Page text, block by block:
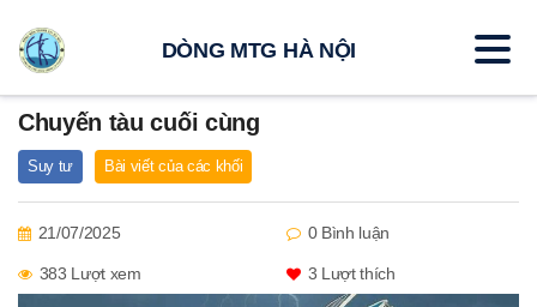
Chuyến tàu cuối cùng
Suy tư Bài viết của các khối
21/07/2025 0 Bình luận
383 Lượt xem 3 Lượt thích
DÒNG MTG HÀ NỘI